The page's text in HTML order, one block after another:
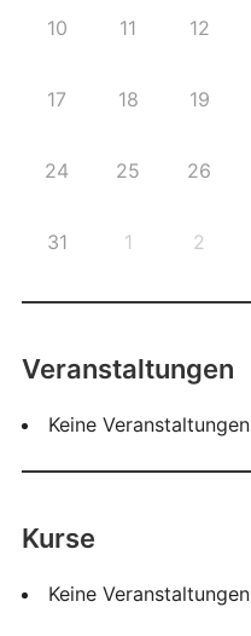
10 11 12
17 18 19
24 25 26
31 1 2
Veranstaltungen
Keine Veranstaltungen
Kurse
Keine Veranstaltungen